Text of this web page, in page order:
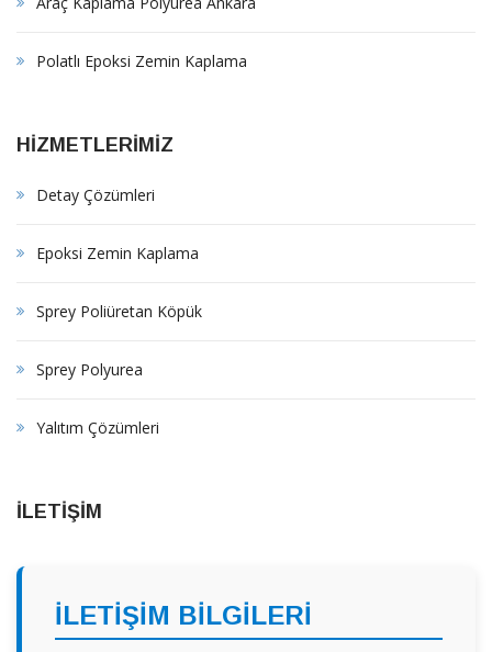
Polatlı Epoksi Zemin Kaplama
HİZMETLERİMİZ
Detay Çözümleri
Epoksi Zemin Kaplama
Sprey Poliüretan Köpük
Sprey Polyurea
Yalıtım Çözümleri
İLETİŞİM
İLETİŞİM BİLGİLERİ